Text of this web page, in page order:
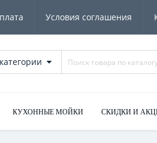
Условия соглашения
КУХОННЫЕ МОЙКИ СКИДКИ И